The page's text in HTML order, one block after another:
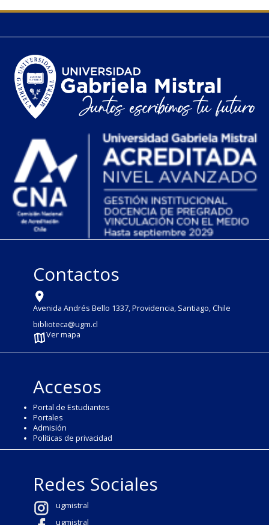
Contactos
Avenida Andrés Bello 1337, Providencia, Santiago, Chile
biblioteca@ugm.cl
Ver mapa
Accesos
Portal de Estudiantes
Portales
Admisión
Políticas de privacidad
Redes Sociales
ugmistral
ugmistral